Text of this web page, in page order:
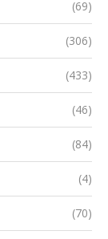
(69)
(306)
(433)
(46)
(84)
(4)
(70)